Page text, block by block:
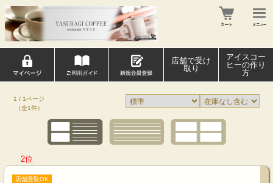
店舗で受け
取り
アイスコー
ヒーの作り
方
1 / 1ページ
（全1件）
2位
店舗受取OK